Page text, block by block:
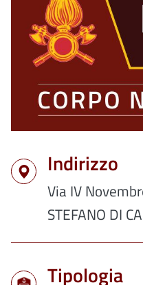
Indirizzo
Via IV
STEFANO DI
Tipologia